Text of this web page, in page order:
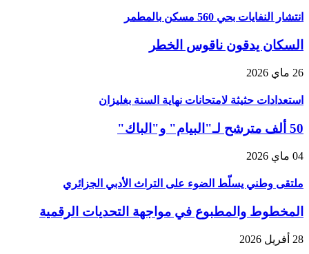
انتشار النفايات بحي 560 مسكن بالمطمر
السكان يدقون ناقوس الخطر
26 ماي 2026
استعدادات حثيثة لامتحانات نهاية السنة بغليزان
50 ألف مترشح لـ"البيام" و"الباك"
04 ماي 2026
ملتقى وطني يسلّط الضوء على التراث الأدبي الجزائري
المخطوط والمطبوع في مواجهة التحديات الرقمية
28 أفريل 2026